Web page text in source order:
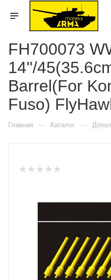
FH700073
14''/
Barrel(For
Fuso)
Главная — Каталог —